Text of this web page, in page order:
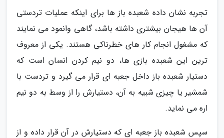
تجربه نشان داده شعبده باز ها برای اینکه عملیات تردستی
آن ها هیجان بیشتری داشته باشد، گاهی وانمود می نمایند
که مشغول انجام کار های خطرناکی هستند. یکی از معروف
ترین این شعبده بازی ها، دو نیم کردن انسان است که
دستیار شعبده باز داخل جعبه ای قرار می گیرد و تردست با
شمشیر یا چیزی شبیه به آن، دستیارش را از وسط به دو نیم
اره می نماید.
سپس شعبده باز جعبه ای که دستیارش در آن قرار داده و از